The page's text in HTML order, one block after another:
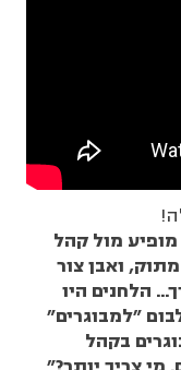
מול קהל
ואבן צור
הלחנים היו
"למבוגרים"
בקהל